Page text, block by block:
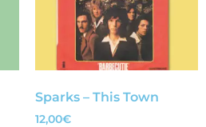
Sparks – This Town
12,00€